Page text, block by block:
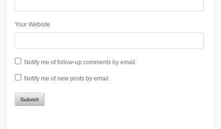
Your Website
Notify me of follow-up comments by email.
Notify me of new posts by email.